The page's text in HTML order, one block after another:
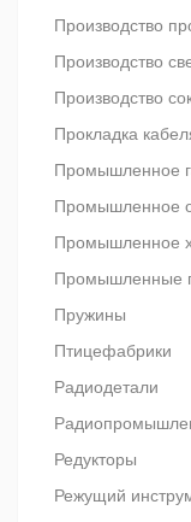
Производство
Производство
Производство
Прокладка
Промышленное
Промышленное
Промышленное
Промышленные
Пружины
Птицефабрики
Радиодетали
Редукторы
Режущий